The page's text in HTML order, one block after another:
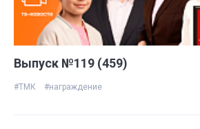
Выпуск №119 (459)
#ТМК #награждение